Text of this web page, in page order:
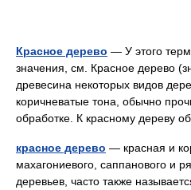
Красное дерево — У этого
значения, см. Красное дерево
древесина некоторых видов
коричневатые тона, обычно
обработке. К красному дереву
красное дерево — красная и
махагониевого, саппанового и
деревьев, часто также